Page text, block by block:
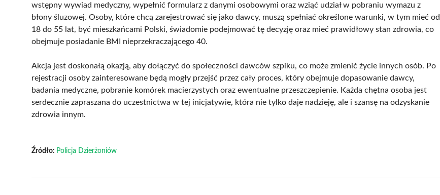
wstępny wywiad medyczny, wypełnić formularz z danymi osobowymi oraz wziąć udział w pobraniu wymazu z
błony śluzowej. Osoby, które chcą zarejestrować się jako dawcy, muszą spełniać określone warunki, w tym mieć od
18 do 55 lat, być mieszkańcami Polski, świadomie podejmować tę decyzję oraz mieć prawidłowy stan zdrowia, co
obejmuje posiadanie BMI nieprzekraczającego 40.
Akcja jest doskonałą okazją, aby dołączyć do społeczności dawców szpiku, co może zmienić życie innych osób. Po
rejestracji osoby zainteresowane będą mogły przejść przez cały proces, który obejmuje dopasowanie dawcy,
badania medyczne, pobranie komórek macierzystych oraz ewentualne przeszczepienie. Każda chętna osoba jest
serdecznie zapraszana do uczestnictwa w tej inicjatywie, która nie tylko daje nadzieję, ale i szansę na odzyskanie
zdrowia innym.
Źródło: Policja Dzierżoniów